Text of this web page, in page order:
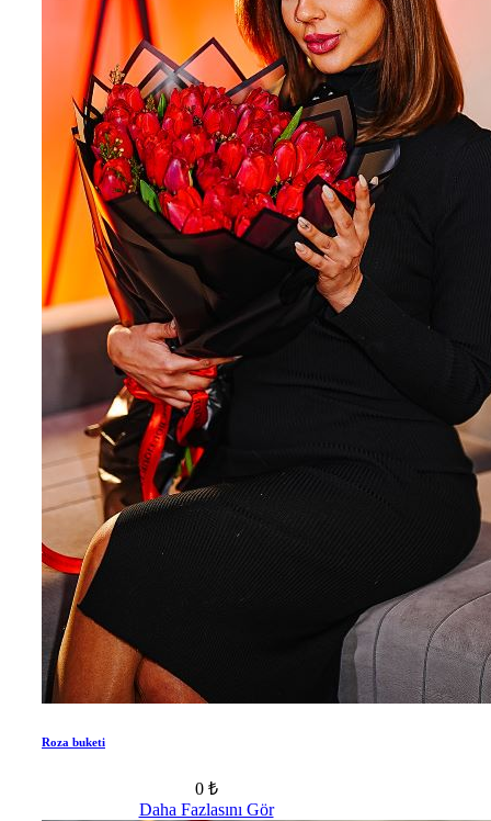
Roza buketi
0 ₺
Daha Fazlasını Gör